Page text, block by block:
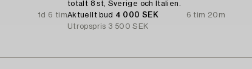
1d 6 tim
totalt 8 st, Sverige och Italien.
Aktuellt bud 4 000 SEK
6 tim 20m
Utropspris 3 500 SEK